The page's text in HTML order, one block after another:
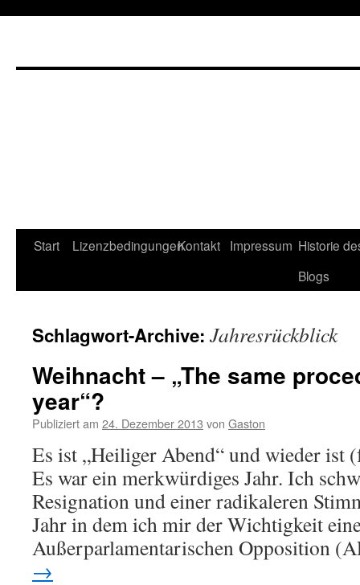
Start LizenzbedingungenKontakt Impressum Historie
Blogs
Schlagwort-Archive: Jahresrückblick
Weihnacht – „The same
year“?
Publiziert am 24. Dezember 2013 von Gaston
Es ist „Heiliger Abend“ und wieder ist
Es war ein merkwürdiges Jahr. Ich
Resignation und einer radikaleren
Jahr in dem ich mir der Wichtigkeit
Außerparlamentarischen Opposition
→